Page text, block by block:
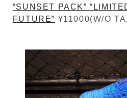
“SUNSET PACK”
FUTURE” ¥11000(W/O